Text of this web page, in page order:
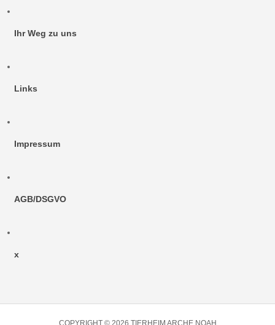
Ihr Weg zu uns
Links
Impressum
AGB/DSGVO
x
COPYRIGHT © 2026 TIERHEIM ARCHE NOAH